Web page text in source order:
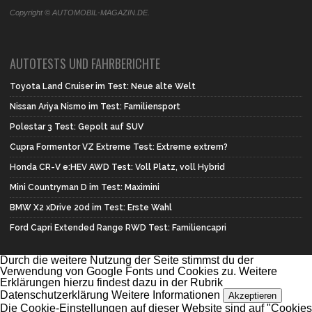
Copyright © AUTOMOBIL-MAGAZIN.DE.
AUTOTESTS UND FAHRBERICHTE
Toyota Land Cruiser im Test: Neue alte Welt
Nissan Ariya Nismo im Test: Familiensport
Polestar 3 Test: Gepolt auf SUV
Cupra Formentor VZ Extreme Test: Extreme extrem?
Honda CR-V e:HEV AWD Test: Voll Platz, voll Hybrid
Mini Countryman D im Test: Maximini
BMW X2 xDrive 20d im Test: Erste Wahl
Ford Capri Extended Range RWD Test: Familiencapri
Durch die weitere Nutzung der Seite stimmst du der
Verwendung von Google Fonts und Cookies zu. Weitere
Erklärungen hierzu findest dazu in der Rubrik
Datenschutzerklärung Weitere Informationen Akzeptieren
Die Cookie-Einstellungen auf dieser Website sind auf "Cookies